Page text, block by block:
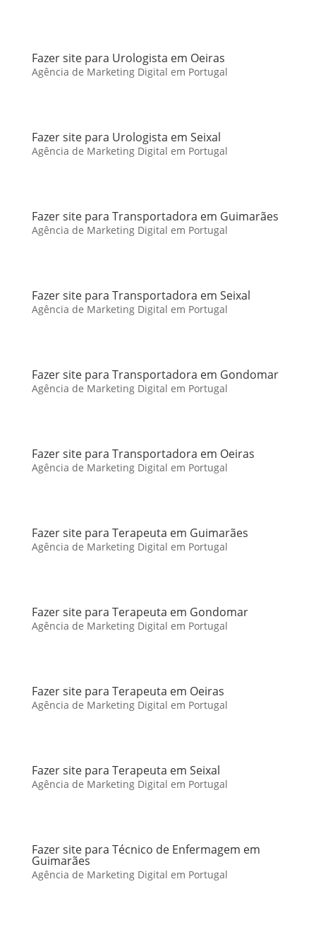
Fazer site para Urologista em Oeiras
Agência de Marketing Digital em Portugal
Fazer site para Urologista em Seixal
Agência de Marketing Digital em Portugal
Fazer site para Transportadora em Guimarães
Agência de Marketing Digital em Portugal
Fazer site para Transportadora em Seixal
Agência de Marketing Digital em Portugal
Fazer site para Transportadora em Gondomar
Agência de Marketing Digital em Portugal
Fazer site para Transportadora em Oeiras
Agência de Marketing Digital em Portugal
Fazer site para Terapeuta em Guimarães
Agência de Marketing Digital em Portugal
Fazer site para Terapeuta em Gondomar
Agência de Marketing Digital em Portugal
Fazer site para Terapeuta em Oeiras
Agência de Marketing Digital em Portugal
Fazer site para Terapeuta em Seixal
Agência de Marketing Digital em Portugal
Fazer site para Técnico de Enfermagem em
Guimarães
Agência de Marketing Digital em Portugal